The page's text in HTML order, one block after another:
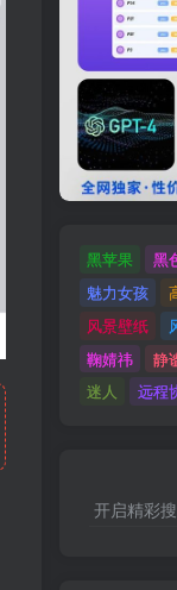
黑苹果 黑
魅力女孩
风景壁纸
鞠婧祎
静
迷人
远程
开启精彩